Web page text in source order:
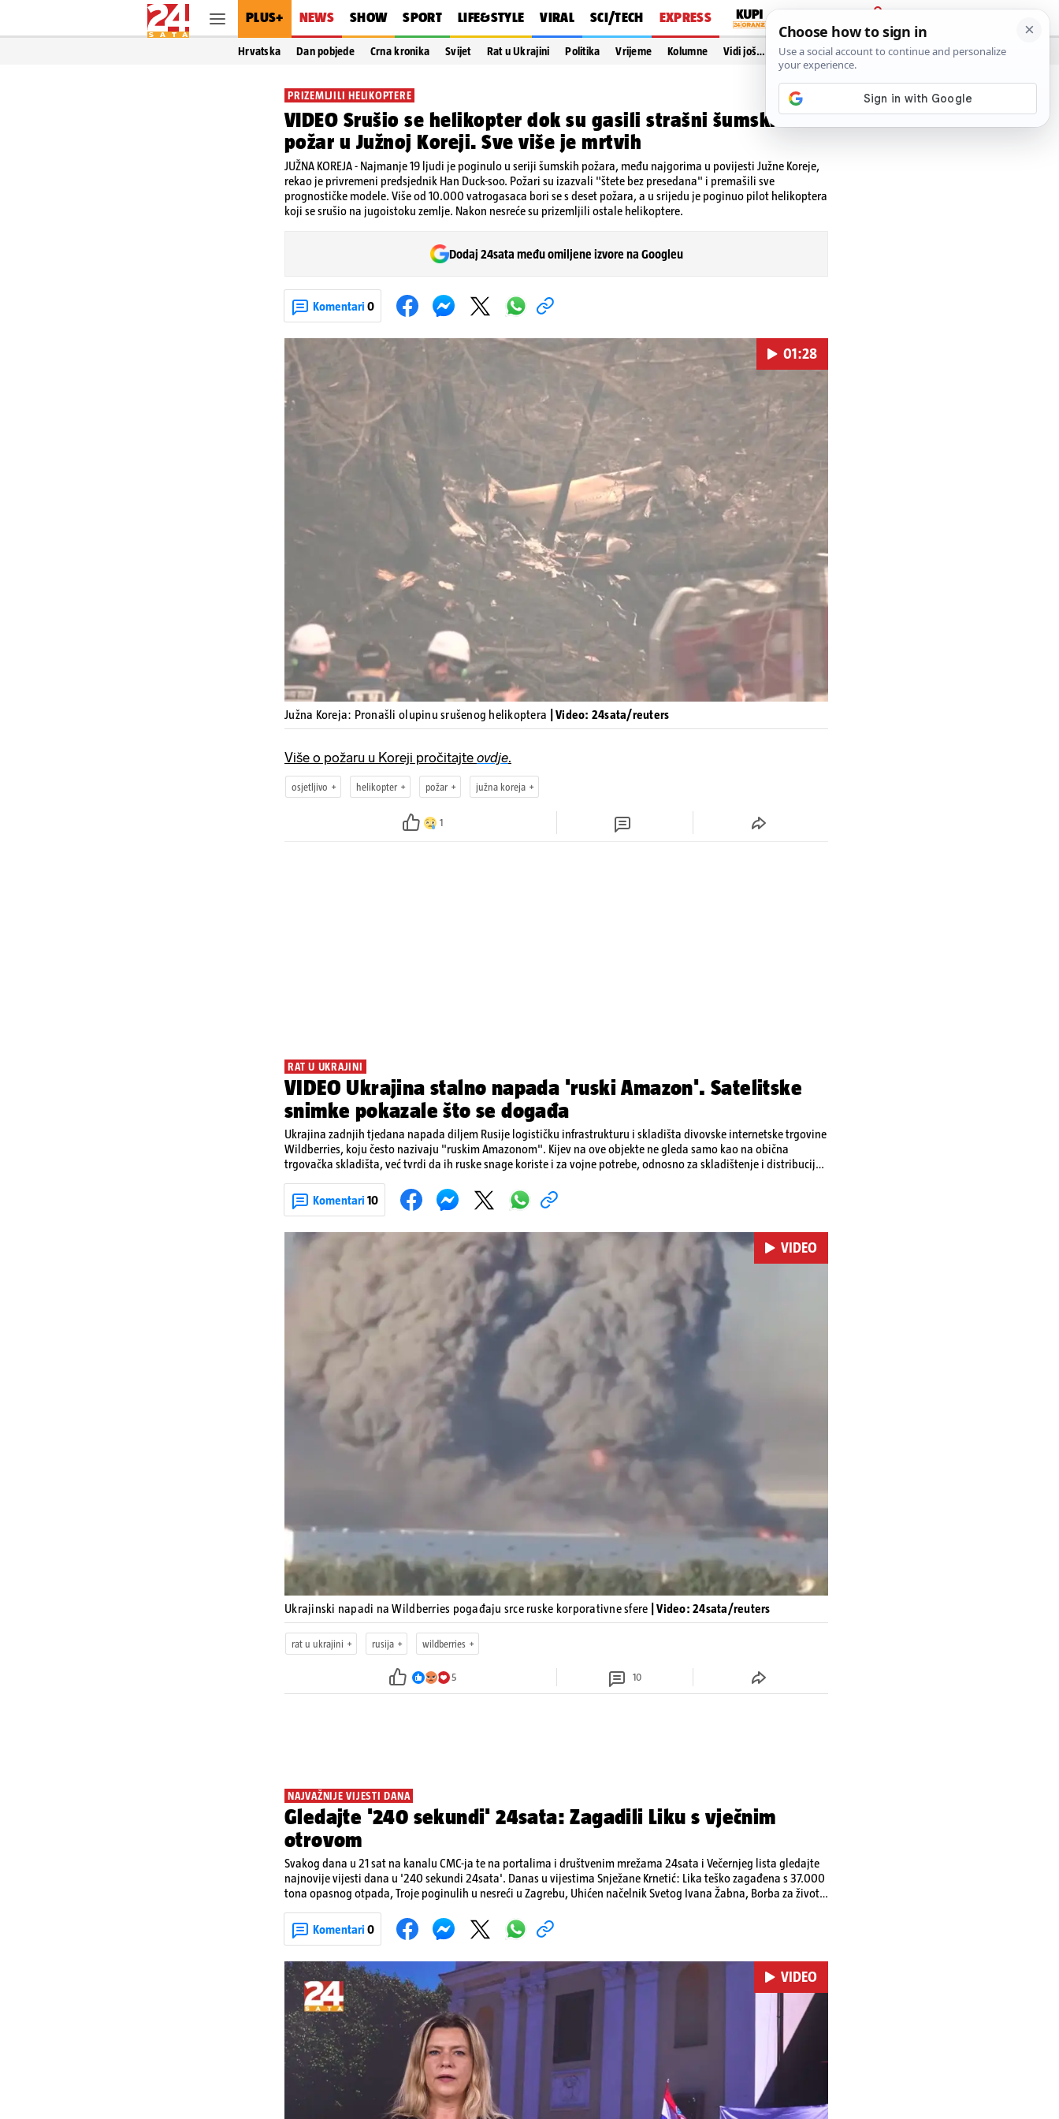
PLUS+ NEWS SHOW SPORT LIFE&STYLE VIRAL SCI/TECH EXPRESS
PRIJAVA
Hrvatska Dan pobjede Crna kronika Svijet Rat u Ukrajini Politika Vrijeme Kolumne Vidi još…
PRIZEMLJILI HELIKOPTERE
VIDEO Srušio se helikopter dok su gasili strašni šumski
požar u Južnoj Koreji. Sve više je mrtvih
JUŽNA KOREJA - Najmanje 19 ljudi je poginulo u seriji šumskih požara, među najgorima u povijesti Južne Koreje,
rekao je privremeni predsjednik Han Duck-soo. Požari su izazvali "štete bez presedana" i premašili sve
prognostičke modele. Više od 10.000 vatrogasaca bori se s deset požara, a u srijedu je poginuo pilot helikoptera
koji se srušio na jugoistoku zemlje. Nakon nesreće su prizemljili ostale helikoptere.
Dodaj 24sata među omiljene izvore na Googleu
Komentari 0
Pokretanje videa...
01:28
Južna Koreja: Pronašli olupinu srušenog helikoptera | Video: 24sata/reuters
Više o požaru u Koreji pročitajte ovdje.
osjetljivo helikopter požar južna koreja
1
RAT U UKRAJINI
VIDEO Ukrajina stalno napada 'ruski Amazon'. Satelitske
snimke pokazale što se događa
Ukrajina zadnjih tjedana napada diljem Rusije logističku infrastrukturu i skladišta divovske internetske trgovine
Wildberries, koju često nazivaju "ruskim Amazonom". Kijev na ove objekte ne gleda samo kao na obična
trgovačka skladišta, već tvrdi da ih ruske snage koriste i za vojne potrebe, odnosno za skladištenje i distribuciju
ruska bombardiranja ukrajinske poštanske i logističke infrastrukture te kao način da se ekonomske posljedice
rata prenesu dublje na ruski teritorij i približe običnim građanima.
Komentari 10
VIDEO
Ukrajinski napadi na Wildberries pogađaju srce ruske korporativne sfere | Video: 24sata/reuters
rat u ukrajini rusija wildberries
5 10
NAJVAŽNIJE VIJESTI DANA
Gledajte '240 sekundi' 24sata: Zagadili Liku s vječnim
otrovom
Svakog dana u 21 sat na kanalu CMC-ja te na portalima i društvenim mrežama 24sata i Večernjeg lista gledajte
najnovije vijesti dana u '240 sekundi 24sata'. Danas u vijestima Snježane Krnetić: Lika teško zagađena s 37.000
tona opasnog otpada, Troje poginulih u nesreći u Zagrebu, Uhićen načelnik Svetog Ivana Žabna, Borba za život
Komentari 0
VIDEO